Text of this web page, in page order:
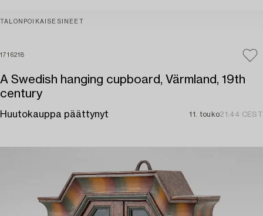
TALONPOIKAISESINEET
1716218
A Swedish hanging cupboard, Värmland, 19th
century
Huutokauppa päättynyt 11. touko21:44 CEST